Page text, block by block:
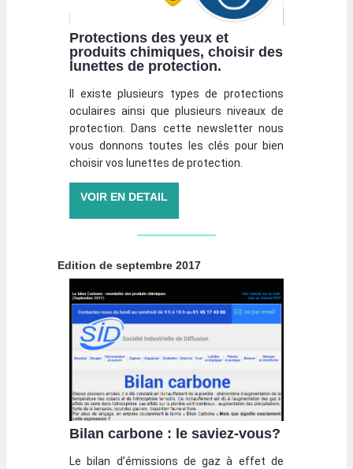
Protections des yeux et
produits chimiques, choisir des
lunettes de protection.
Il existe plusieurs types de protections
oculaires ainsi que plusieurs niveaux de
protection. Dans cette newsletter nous
vous donnons toutes les clés pour bien
choisir vos lunettes de protection.
VOIR EN DETAIL
Edition de septembre 2017
Bilan carbone : le saviez-vous?
Le bilan d’émissions de gaz à effet de